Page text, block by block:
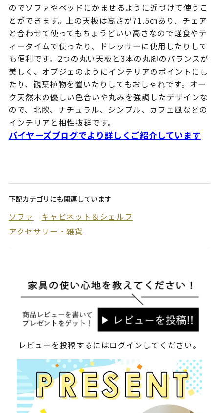
のでソファやベッドにかませるように近づけて使うこ
とができます。上の天板は高さが71.5㎝あり、チェア
と合わせて使ってもちょうどいい高さなので軽食やテ
ィータイムで使ったり、ドレッサーに使用したりして
も便利です。2つの丸い天板と3本の丸脚のバランスが
美しく、オブジェのようにインテリアのポイントにし
たり、観葉植物を置いたりしてもおしゃれです。オー
ク天然木の優しい色合いや丸みを強調したデザインな
ので、北欧、ナチュラル、シンプル、カフェ風などの
インテリアと相性抜群です。
バイヤーズブログでより詳しくご紹介しています
下記カテゴリにも関連しています
ソファ
キャビネット＆シェルフ
アクセサリー・雑貨
レビューを投稿するにはログイン してください。